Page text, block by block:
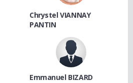
Chrystel VIANNAY
PANTIN
Emmanuel BIZARD